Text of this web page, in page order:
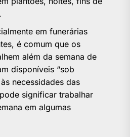
em funerárias
é comum que os
além da semana de
disponíveis “sob
necessidades das
significar trabalhar
em algumas